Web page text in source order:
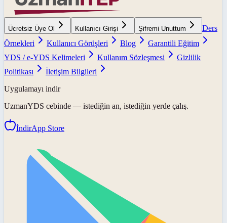
Ücretsiz Üye Ol Kullanıcı Girişi Şifremi Unuttum
Ders
Örnekleri
Kullanıcı Görüşleri Blog
Garantili Eğitim
YDS / e-YDS Kelimeleri
Kullanım Sözleşmesi
Gizlilik
Politikası
İletişim Bilgileri
Uygulamayı indir
UzmanYDS cebinde — istediğin an, istediğin yerde çalış.
İndirApp Store